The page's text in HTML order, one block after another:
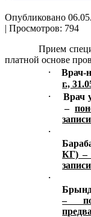
Опубликовано
| Просмотров: 794
Прием
платной основе
· Врач-
г.,
·
Врач
–
·
КГ) –
·
–